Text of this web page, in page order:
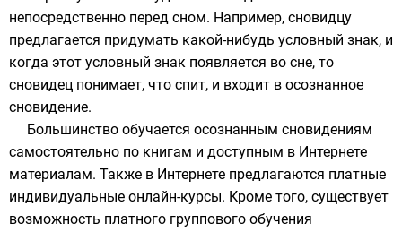
непосредственно перед сном. Например, сновидцу
предлагается придумать какой-нибудь условный знак, и
когда этот условный знак появляется во сне, то
сновидец понимает, что спит, и входит в осознанное
сновидение.
Большинство обучается осознанным сновидениям
самостоятельно по книгам и доступным в Интернете
материалам. Также в Интернете предлагаются платные
индивидуальные онлайн-курсы. Кроме того, существует
возможность платного группового обучения